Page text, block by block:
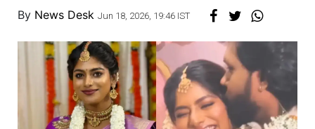
By News Desk Jun 18, 2026, 19:46 IST